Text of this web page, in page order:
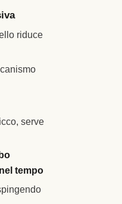
riduce
serve
tempo